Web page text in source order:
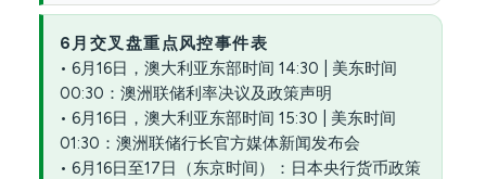
6月交叉盘重点风控事件表
• 6月16日，澳大利亚东部时间 14:30 | 美东时间
00:30：澳洲联储利率决议及政策声明
• 6月16日，澳大利亚东部时间 15:30 | 美东时间
01:30：澳洲联储行长官方媒体新闻发布会
• 6月16日至17日（东京时间）：日本央行货币政策